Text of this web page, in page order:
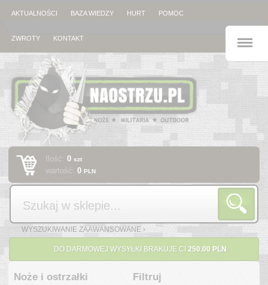
AKTUALNOŚCI BAZA WIEDZY HURT POMOC
ZWROTY KONTAKT
Ilość:0szt
wartość:0PLN
Szukaj
WYSZUKIWANIE ZAAWANSOWANE ›
DO DARMOWEJ WYSYŁKI BRAKUJE CI 250.00 PLN
Noże i ostrzałki Filtruj